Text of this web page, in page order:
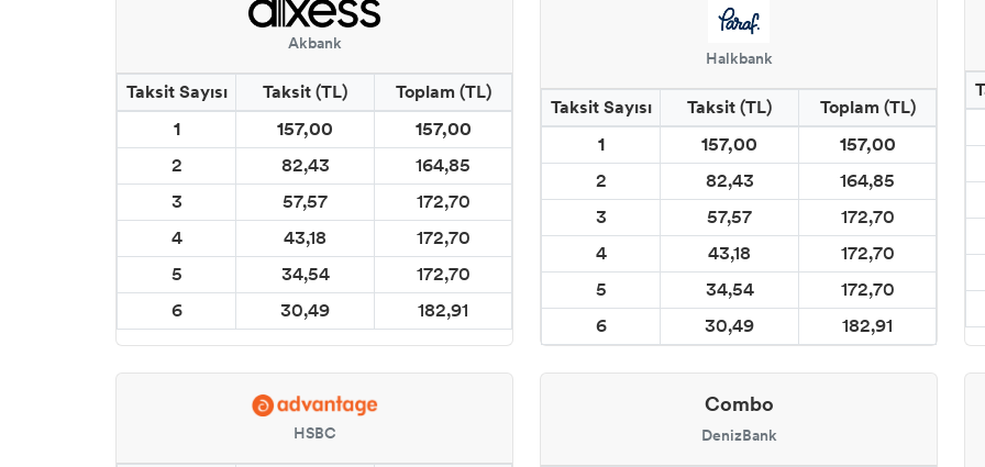
Akbank
Taksit Sayısı Taksit (TL)
Toplam (TL)
1
157,00
157,00
2
82,43
164,85
3
57,57
172,70
4
43,18
172,70
5
34,54
172,70
6
30,49 182,91
Halkbank
Taksit Sayısı Taksit (TL)
Toplam (TL)
1
157,00
157,00
2
82,43
164,85
3
57,57
172,70
4
43,18
172,70
5
34,54
172,70
6
30,49 182,91
HSBC
Combo
DenizBank
CADENCE SPREY KUMAŞ BOYALARI (YOUR
CADENCE METALİK BOYALAR
CADENCE YALDIZ BOYALAR
CADENCE MIKNATIS BOYASI
CADENCE KARATAHTA BOYALAR
CADENCE GLOW İN DARK (KARANLIKTA PARLAYAN
CADENCE BOYUTLU BONCUK BOYALAR